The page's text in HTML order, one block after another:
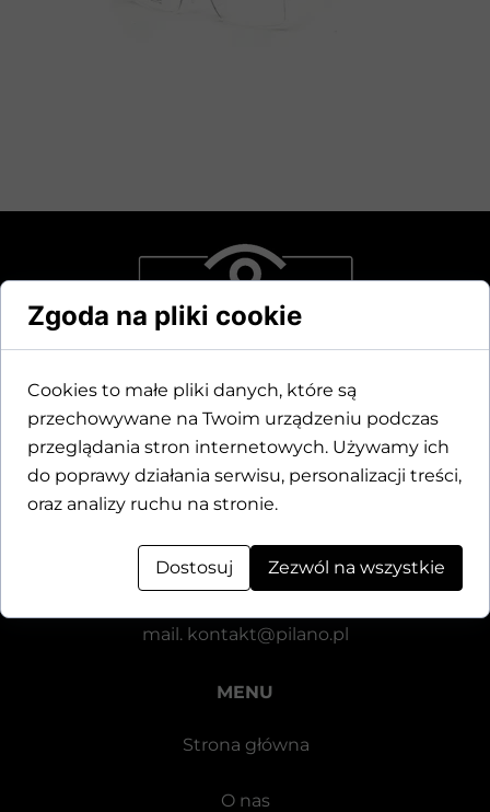
MENU
Strona główna
O nas
Dane kontaktowe
Motylewska 24
tel.+48 571 521 126
mail. kontakt@pilano.pl
Zgoda na pliki cookie
Cookies to małe pliki danych, które są
przechowywane na Twoim urządzeniu podczas
przeglądania stron internetowych. Używamy ich
do poprawy działania serwisu, personalizacji treści,
oraz analizy ruchu na stronie.
Dostosuj Zezwól na wszystkie